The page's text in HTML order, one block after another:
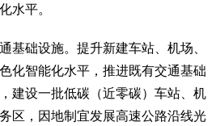
水平。
础设施。提升新建车站、机场、
化智能化水平，推进既有交通基础
建设一批低碳（近零碳）车站、机
区，因地制宜发展高速公路沿线光